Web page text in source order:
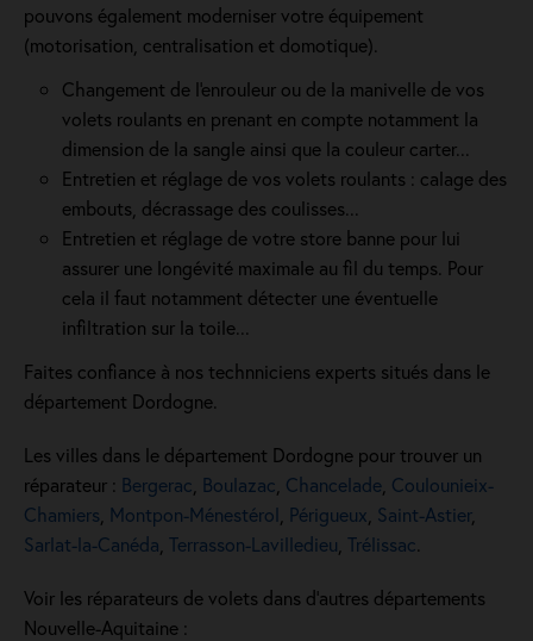
pouvons également moderniser votre équipement
(motorisation, centralisation et domotique).
Changement de l'enrouleur ou de la manivelle de vos
volets roulants en prenant en compte notamment la
dimension de la sangle ainsi que la couleur carter...
Entretien et réglage de vos volets roulants : calage des
embouts, décrassage des coulisses...
Entretien et réglage de votre store banne pour lui
assurer une longévité maximale au fil du temps. Pour
cela il faut notamment détecter une éventuelle
infiltration sur la toile...
Faites confiance à nos technniciens experts situés dans le
département Dordogne.
Les villes dans le département Dordogne pour trouver un
réparateur : Bergerac Boulazac Chancelade Coulounieix-
Chamiers Montpon-Ménestérol Périgueux Saint-Astier,
Sarlat-la-Canéda Terrasson-Lavilledieu Trélissac.
Voir les réparateurs de volets dans d’autres départements
Nouvelle-Aquitaine :